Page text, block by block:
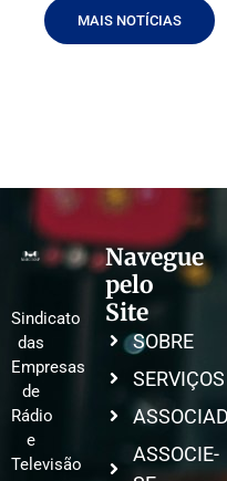
MAIS NOTÍCIAS
Sindicato
das
Empresas
de
Rádio
e
Televisão
Navegue
pelo
Site
SOBRE
SERVIÇOS
ASSOCIE-